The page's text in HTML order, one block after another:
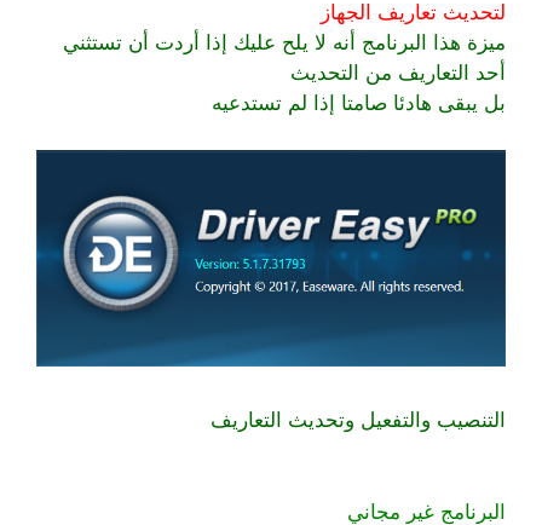
لتحديث تعاريف الجهاز
ميزة هذا البرنامج أنه لا يلح عليك إذا أردت أن تستثني
أحد التعاريف من التحديث
بل يبقى هادئا صامتا إذا لم تستدعيه
التنصيب والتفعيل وتحديث التعاريف
البرنامج غير مجاني